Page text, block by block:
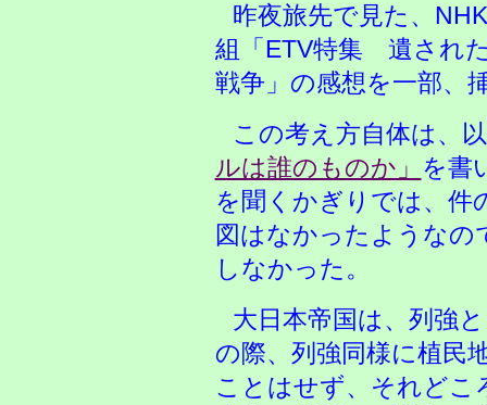
昨夜旅先で見た、
組「ETV特集 遺され
戦争」の感想を一部、
この考え方自体は、
ルは誰のものか」 を書
を聞くかぎりでは、件
図はなかったようなの
しなかった。
大日本帝国は、列強
の際、列強同様に植民
ことはせず、それどこ